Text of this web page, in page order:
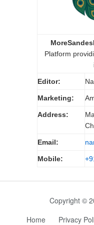
Platform
Editor:
Marketing:
Address:
Email:
Mobile:
Copyright ©
Home
Privacy